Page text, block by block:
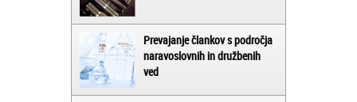
Prevajanje člankov s področja
naravoslovnih in družbenih
ved